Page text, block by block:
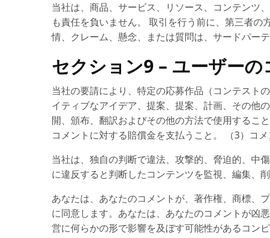
当社は、商品、サービス、リソース、コンテンツ
も責任を負いません。 取引を行う前に、第三者
情、クレーム、懸念、または質問は、サードパー
セクション9 – ユーザー
当社の要請により、特定の応募作品（コンテスト
イティブなアイデア、提案、提案、計画、その他
開、頒布、翻訳およびその他の方法で使用するこ
コメントに対する賠償金を支払うこと。 （3）コメ
当社は、独自の判断で違法、攻撃的、脅迫的、中
に違反すると判断したコンテンツを監視、編集、
あなたは、あなたのコメントが、著作権、商標、
に同意します。あなたは、あなたのコメントが凶
営に何らかの形で影響を及ぼす可能性があるコン